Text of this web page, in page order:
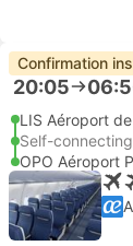
Confirmation
20:05
LIS Aéroport
Self-
OPO Aéroport